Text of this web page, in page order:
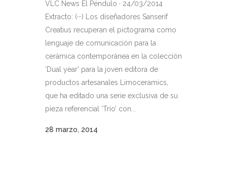
VLC News El Péndulo · 24/03/2014
Extracto: (···) Los diseñadores Sanserif
Creatius recuperan el pictograma como
lenguaje de comunicación para la
cerámica contemporánea en la colección
‘Dual year’ para la joven editora de
productos artesanales Limoceramics,
que ha editado una serie exclusiva de su
pieza referencial ‘Trío’ con...
28 marzo, 2014